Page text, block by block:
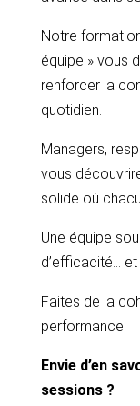
Notre
équipe » vous
renforcer la
quotidien.
Managers,
vous
solide où
Une équipe
d’efficacité…
Faites de la
performance.
Envie d’en
sessions ?